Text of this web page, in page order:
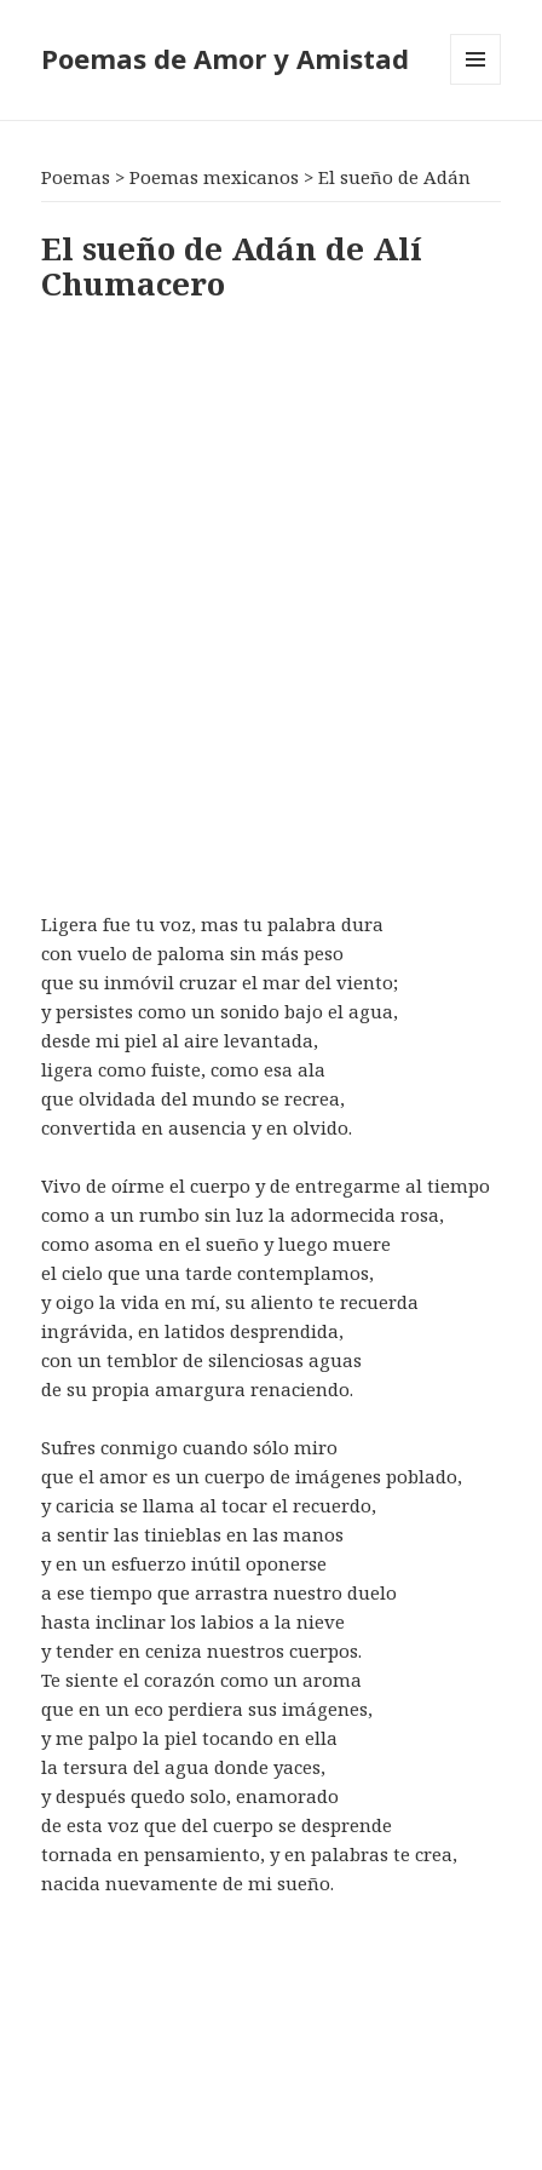
Poemas de Amor y Amistad
Poemas >Poemas mexicanos >El sueño de Adán
El sueño de Adán de Alí
Chumacero
Ligera fue tu voz, mas tu palabra dura
con vuelo de paloma sin más peso
que su inmóvil cruzar el mar del viento;
y persistes como un sonido bajo el agua,
desde mi piel al aire levantada,
ligera como fuiste, como esa ala
que olvidada del mundo se recrea,
convertida en ausencia y en olvido.
Vivo de oírme el cuerpo y de entregarme al tiempo
como a un rumbo sin luz la adormecida rosa,
como asoma en el sueño y luego muere
el cielo que una tarde contemplamos,
y oigo la vida en mí, su aliento te recuerda
ingrávida, en latidos desprendida,
con un temblor de silenciosas aguas
de su propia amargura renaciendo.
Sufres conmigo cuando sólo miro
que el amor es un cuerpo de imágenes poblado,
y caricia se llama al tocar el recuerdo,
a sentir las tinieblas en las manos
y en un esfuerzo inútil oponerse
a ese tiempo que arrastra nuestro duelo
hasta inclinar los labios a la nieve
y tender en ceniza nuestros cuerpos.
Te siente el corazón como un aroma
que en un eco perdiera sus imágenes,
y me palpo la piel tocando en ella
la tersura del agua donde yaces,
y después quedo solo, enamorado
de esta voz que del cuerpo se desprende
tornada en pensamiento, y en palabras te crea,
nacida nuevamente de mi sueño.